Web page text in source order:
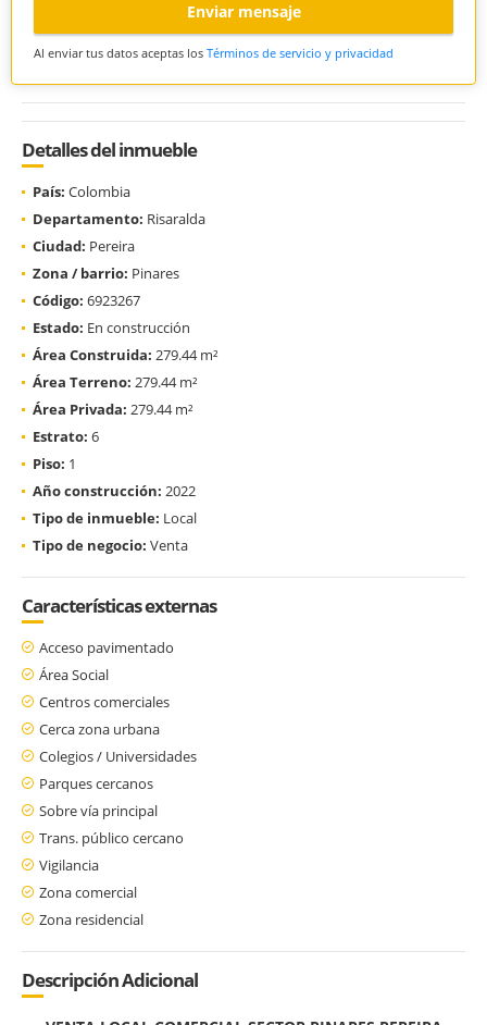
Enviar mensaje
Al enviar tus datos aceptas los Términos de servicio y privacidad
Detalles del inmueble
País: Colombia
Departamento: Risaralda
Ciudad: Pereira
Zona / barrio: Pinares
Código: 6923267
Estado: En construcción
Área Construida: 279.44 m²
Área Terreno: 279.44 m²
Área Privada: 279.44 m²
Estrato: 6
Piso: 1
Año construcción: 2022
Tipo de inmueble: Local
Tipo de negocio: Venta
Características externas
Acceso pavimentado
Área Social
Centros comerciales
Cerca zona urbana
Colegios / Universidades
Parques cercanos
Sobre vía principal
Trans. público cercano
Vigilancia
Zona comercial
Zona residencial
Descripción Adicional